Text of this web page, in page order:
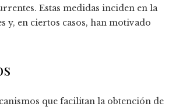
Estas medidas inciden en la
en ciertos casos, han motivado
que facilitan la obtención de